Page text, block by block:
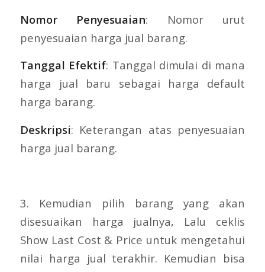
Nomor Penyesuaian: Nomor urut
penyesuaian harga jual barang.
Tanggal Efektif: Tanggal dimulai di mana
harga jual baru sebagai harga default
harga barang.
Deskripsi: Keterangan atas penyesuaian
harga jual barang.
3. Kemudian pilih barang yang akan
disesuaikan harga jualnya, Lalu ceklis
Show Last Cost & Price untuk mengetahui
nilai harga jual terakhir. Kemudian bisa